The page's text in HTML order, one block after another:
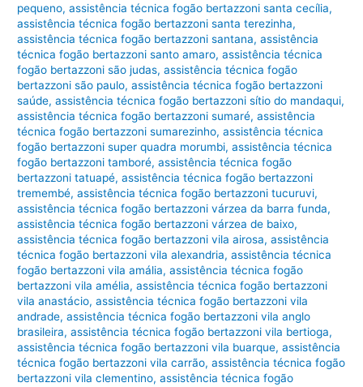
pequeno,assistência técnica fogão bertazzoni santa cecília,
assistência técnica fogão bertazzoni santa terezinha,
assistência técnica fogão bertazzoni santana,assistência
técnica fogão bertazzoni santo amaro,assistência técnica
fogão bertazzoni são judas,assistência técnica fogão
bertazzoni são paulo,assistência técnica fogão bertazzoni
saúde,assistência técnica fogão bertazzoni sítio do mandaqui,
assistência técnica fogão bertazzoni sumaré,assistência
técnica fogão bertazzoni sumarezinho,assistência técnica
fogão bertazzoni super quadra morumbi,assistência técnica
fogão bertazzoni tamboré,assistência técnica fogão
bertazzoni tatuapé,assistência técnica fogão bertazzoni
tremembé,assistência técnica fogão bertazzoni tucuruvi,
assistência técnica fogão bertazzoni várzea da barra funda,
assistência técnica fogão bertazzoni várzea de baixo,
assistência técnica fogão bertazzoni vila airosa,assistência
técnica fogão bertazzoni vila alexandria,assistência técnica
fogão bertazzoni vila amália,assistência técnica fogão
bertazzoni vila amélia,assistência técnica fogão bertazzoni
vila anastácio,assistência técnica fogão bertazzoni vila
andrade,assistência técnica fogão bertazzoni vila anglo
brasileira,assistência técnica fogão bertazzoni vila bertioga,
assistência técnica fogão bertazzoni vila buarque,assistência
técnica fogão bertazzoni vila carrão,assistência técnica fogão
bertazzoni vila clementino,assistência técnica fogão